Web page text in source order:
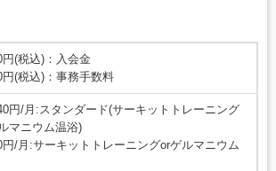
円(税込)：入会金
円(税込)：事務手数料
円/月:スタンダード(サーキットトレーニング
マニウム温浴)
円/月:サーキットトレーニングorゲルマニウム